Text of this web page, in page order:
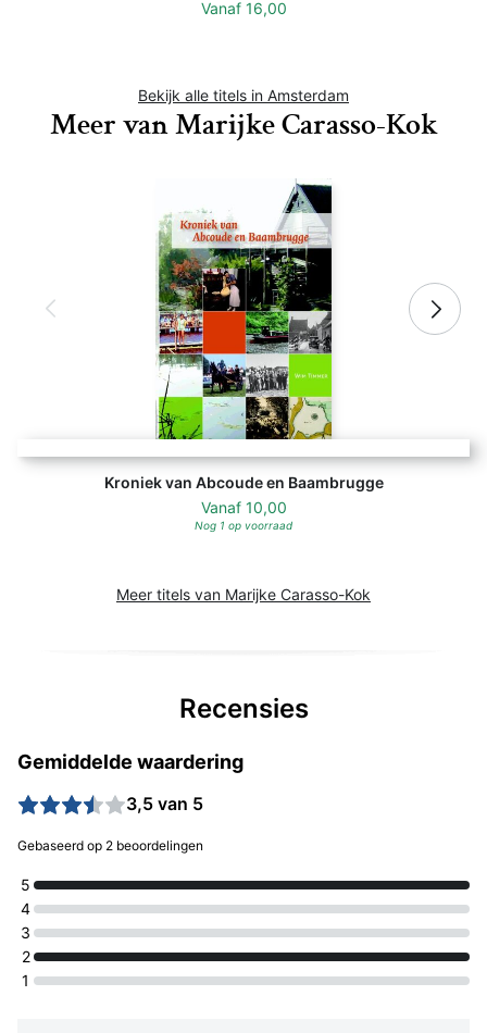
Vanaf 16,00
Bekijk alle titels in Amsterdam
Meer van Marijke Carasso-Kok
Kroniek van Abcoude en Baambrugge
Vanaf 10,00
Nog 1 op voorraad
Meer titels van Marijke Carasso-Kok
Recensies
Gemiddelde waardering
3,5 van 5
Gebaseerd op 2 beoordelingen
5
4
3
2
1